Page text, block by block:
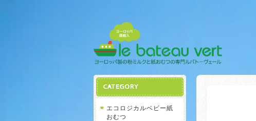
CATEGORY
エコロジカルベビー紙
おむつ